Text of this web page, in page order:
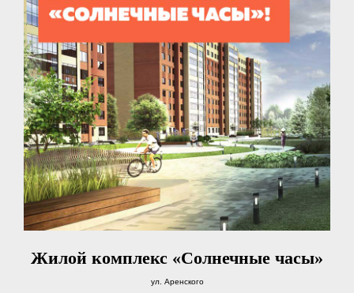
Жилой комплекс «Солнечные часы»
ул. Аренского